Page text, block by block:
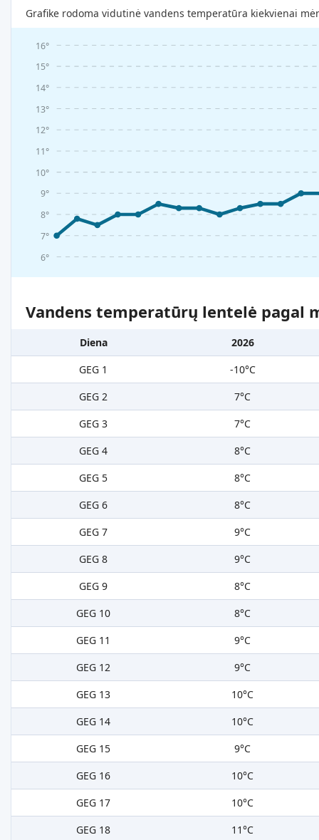
Grafike rodoma vidutinė vandens temperatūra kiekvienai
6°
7°
8°
9°
10°
11°
12°
13°
14°
15°
16°
Vandens temperatūrų lentelė pagal
Diena
2026
GEG 1
-10°C
GEG 2
7°C
GEG 3
7°C
GEG 4
8°C
GEG 5
8°C
GEG 6
8°C
GEG 7
9°C
GEG 8
9°C
GEG 9
8°C
GEG 10
8°C
GEG 11
9°C
GEG 12
9°C
GEG 13
10°C
GEG 14
10°C
GEG 15
9°C
GEG 16
10°C
GEG 17
10°C
GEG 18
11°C